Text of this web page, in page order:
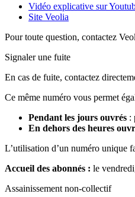
Vidéo explicative sur
Site Veolia
Pour toute question, contactez
Signaler une fuite
En cas de fuite, contactez
Ce même numéro vous permet
Pendant les jours ouvrés :
En dehors des heures
L’utilisation d’un numéro unique
Accueil des abonnés : le
Assainissement non-collectif